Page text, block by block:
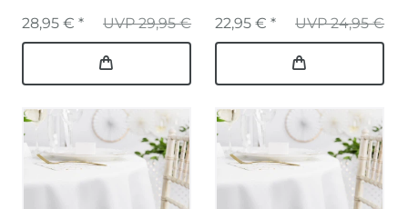
UVP 29,95 €
28,95 € * UVP 24,95 €
22,95 € *